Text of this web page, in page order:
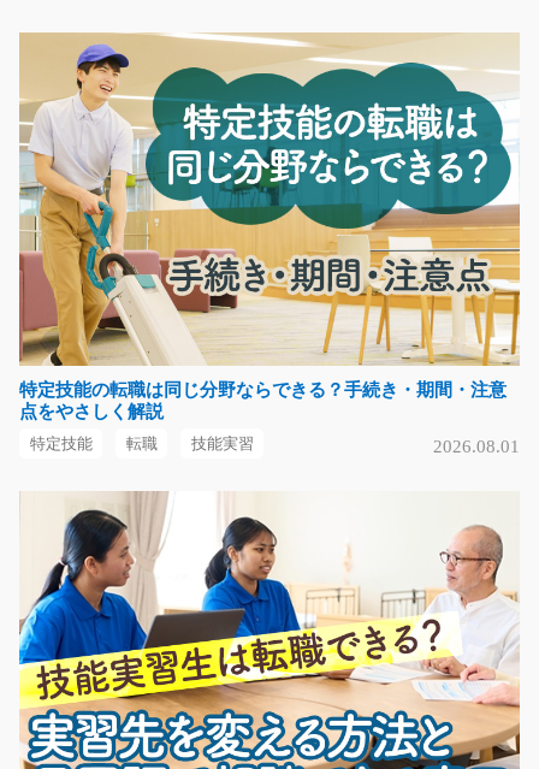
ホームセンターでお菓子の品出しの作業/y08_0073
主にホームセンターの商品を発送できるように包装紙で
包んだり、箱に入れ…
長期（3ヶ月以上）
時給1100円～
福岡県北九州市八幡東区
気になる
機械操作と検品や出荷のお仕事/y01_01182
急募
○雇用切り替えの実績ある派遣先さんです○クリーンルー
長期（3ヶ月以上）
時給1200円～1500円
愛知県愛知郡東郷町
気になる
手のひらサイズの自動車部品の検査作業/y03_0022
0
ガッツリ稼げる！機械に手のひらサイズの自動車部品を
特定技能の転職は同じ分野ならできる？手続き・期間・注意
点をやさしく解説
特定技能 転職 技能実習 2026.08.01